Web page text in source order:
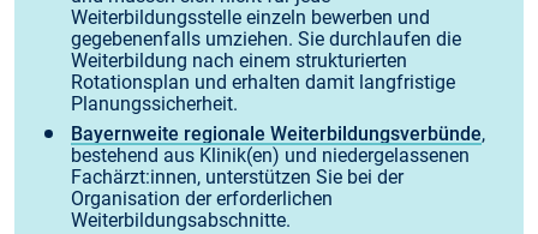
Weiterbildungsstelle einzeln bewerben und
gegebenenfalls umziehen. Sie durchlaufen die
Weiterbildung nach einem strukturierten
Rotationsplan und erhalten damit langfristige
Planungssicherheit.
Bayernweite regionale Weiterbildungsverbünde,
bestehend aus Klinik(en) und niedergelassenen
Fachärzt:innen, unterstützen Sie bei der
Organisation der erforderlichen
Weiterbildungsabschnitte.